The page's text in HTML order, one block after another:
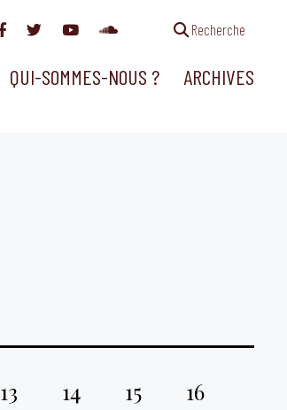
Recherche
QUI-SOMMES-NOUS ? ARCHIVES
13 14 15 16